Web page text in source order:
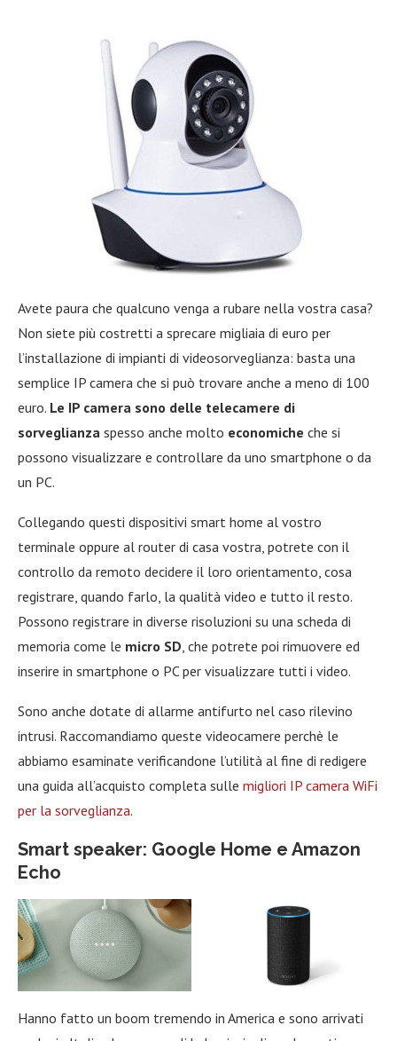
Avete paura che qualcuno venga a rubare nella vostra casa?
Non siete più costretti a sprecare migliaia di euro per
l’installazione di impianti di videosorveglianza: basta una
semplice IP camera che si può trovare anche a meno di 100
euro. Le IP camera sono delle telecamere di
sorveglianza spesso anche molto economiche che si
possono visualizzare e controllare da uno smartphone o da
un PC.
Collegando questi dispositivi smart home al vostro
terminale oppure al router di casa vostra, potrete con il
controllo da remoto decidere il loro orientamento, cosa
registrare, quando farlo, la qualità video e tutto il resto.
Possono registrare in diverse risoluzioni su una scheda di
memoria come le micro SD , che potrete poi rimuovere ed
inserire in smartphone o PC per visualizzare tutti i video.
Sono anche dotate di allarme antifurto nel caso rilevino
intrusi. Raccomandiamo queste videocamere perchè le
abbiamo esaminate verificandone l’utilità al fine di redigere
una guida all’acquisto completa sulle migliori IP camera WiFi
per la sorveglianza.
Smart speaker: Google Home e Amazon
Echo
Hanno fatto un boom tremendo in America e sono arrivati